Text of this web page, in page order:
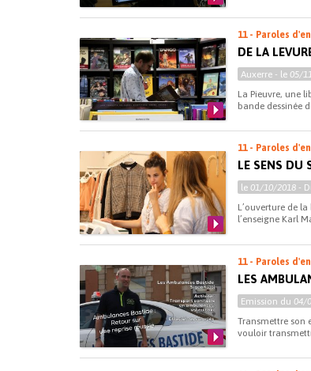
11 - Paroles
DE LA
Auxerre - le 05/
La Pieuvre, une
bande dessinée
11 - Paroles
LE SENS DU
le 01/10/2018 -
L’ouverture de
l’enseigne Karl
11 - Paroles
LES
Emission du 04/
Transmettre son
vouloir